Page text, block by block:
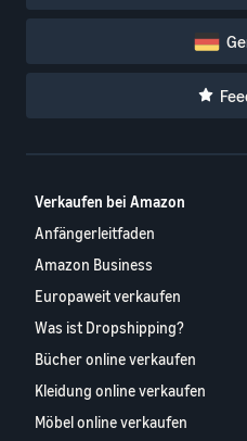
Verkaufen bei Amazon
Anfängerleitfaden
Amazon Business
Europaweit verkaufen
Was ist Dropshipping?
Bücher online verkaufen
Kleidung online verkaufen
Möbel online verkaufen